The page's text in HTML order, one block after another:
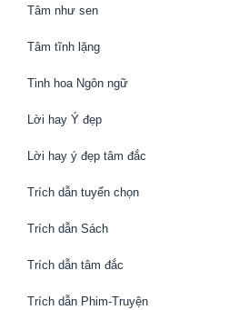
Tâm như sen
Tâm tĩnh lặng
Tinh hoa Ngôn ngữ
Lời hay Ý đẹp
Lời hay ý đẹp tâm đắc
Trích dẫn tuyển chọn
Trích dẫn Sách
Trích dẫn tâm đắc
Trích dẫn Phim-Truyện